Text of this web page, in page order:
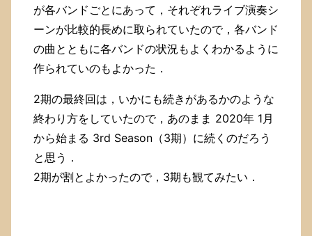
が各バンドごとにあって，それぞれライブ演奏シ
ーンが比較的長めに取られていたので，各バンド
の曲とともに各バンドの状況もよくわかるように
作られていのもよかった．
2期の最終回は，いかにも続きがあるかのような
終わり方をしていたので，あのまま 2020年 1月
から始まる 3rd Season（3期）に続くのだろう
と思う．
2期が割とよかったので，3期も観てみたい．